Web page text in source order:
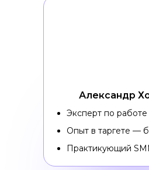
Александр
Эксперт по
Опыт в таргете —
Практикующий